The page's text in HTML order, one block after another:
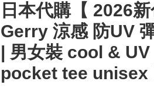
日本代購【 2026
Gerry 涼感 防UV
| 男女裝 cool &
pocket tee unisex